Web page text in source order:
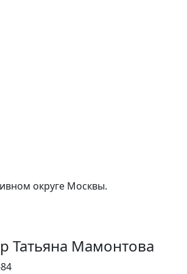
округе Москвы.
Татьяна Мамонтова